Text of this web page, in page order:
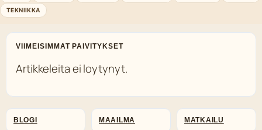
TEKNIIKKA
VIIMEISIMMAT PAIVITYKSET
Artikkeleita ei loytynyt.
BLOGI MAAILMA MATKAILU